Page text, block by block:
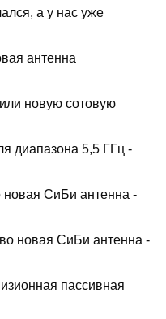
а у нас уже
антенна
новую сотовую
диапазона 5,5 ГГц -
новая СиБи антенна -
новая СиБи антенна -
пассивная